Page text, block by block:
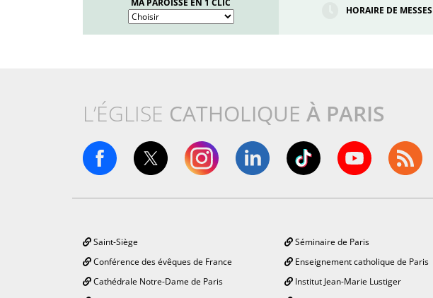
MA PAROISSE EN 1 CLIC
HORAIRE DE MESSES
L’ÉGLISE CATHOLIQUE À PARIS
Saint-Siège
Conférence des évêques de France
Cathédrale Notre-Dame de Paris
Séminaire de Paris
Enseignement catholique de Paris
Institut Jean-Marie Lustiger